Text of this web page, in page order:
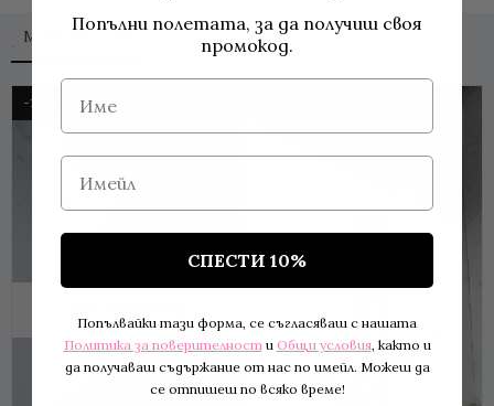
MORE TO LOVE
-19 %
Попълни полетата, за да получиш своя
промокод.
Име
Имейл
СПЕСТИ 10%
Попълвайки тази форма, се съгласяваш с нашата
Политика за поверителности Общи условия, както и
да получаваш съдържание от нас по имейл. Можеш да
се отпишеш по всяко време!